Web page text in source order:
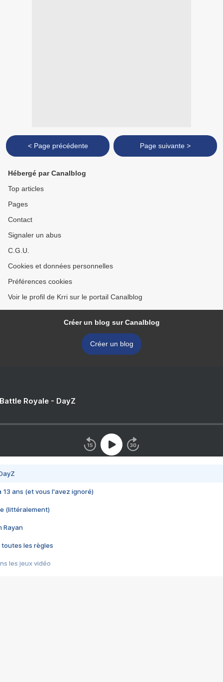
< Page précédente Page suivante >
Hébergé par Canalblog
Top articles
Pages
Contact
Signaler un abus
C.G.U.
Cookies et données personnelles
Préférences cookies
Voir le profil de Krri sur le portail Canalblog
Créer un blog sur Canalblog
Créer un blog
Royale - DayZ
13 ans (et vous l'avez ignoré)
(littéralement)
Rayan
toutes les règles
les jeux vidéo